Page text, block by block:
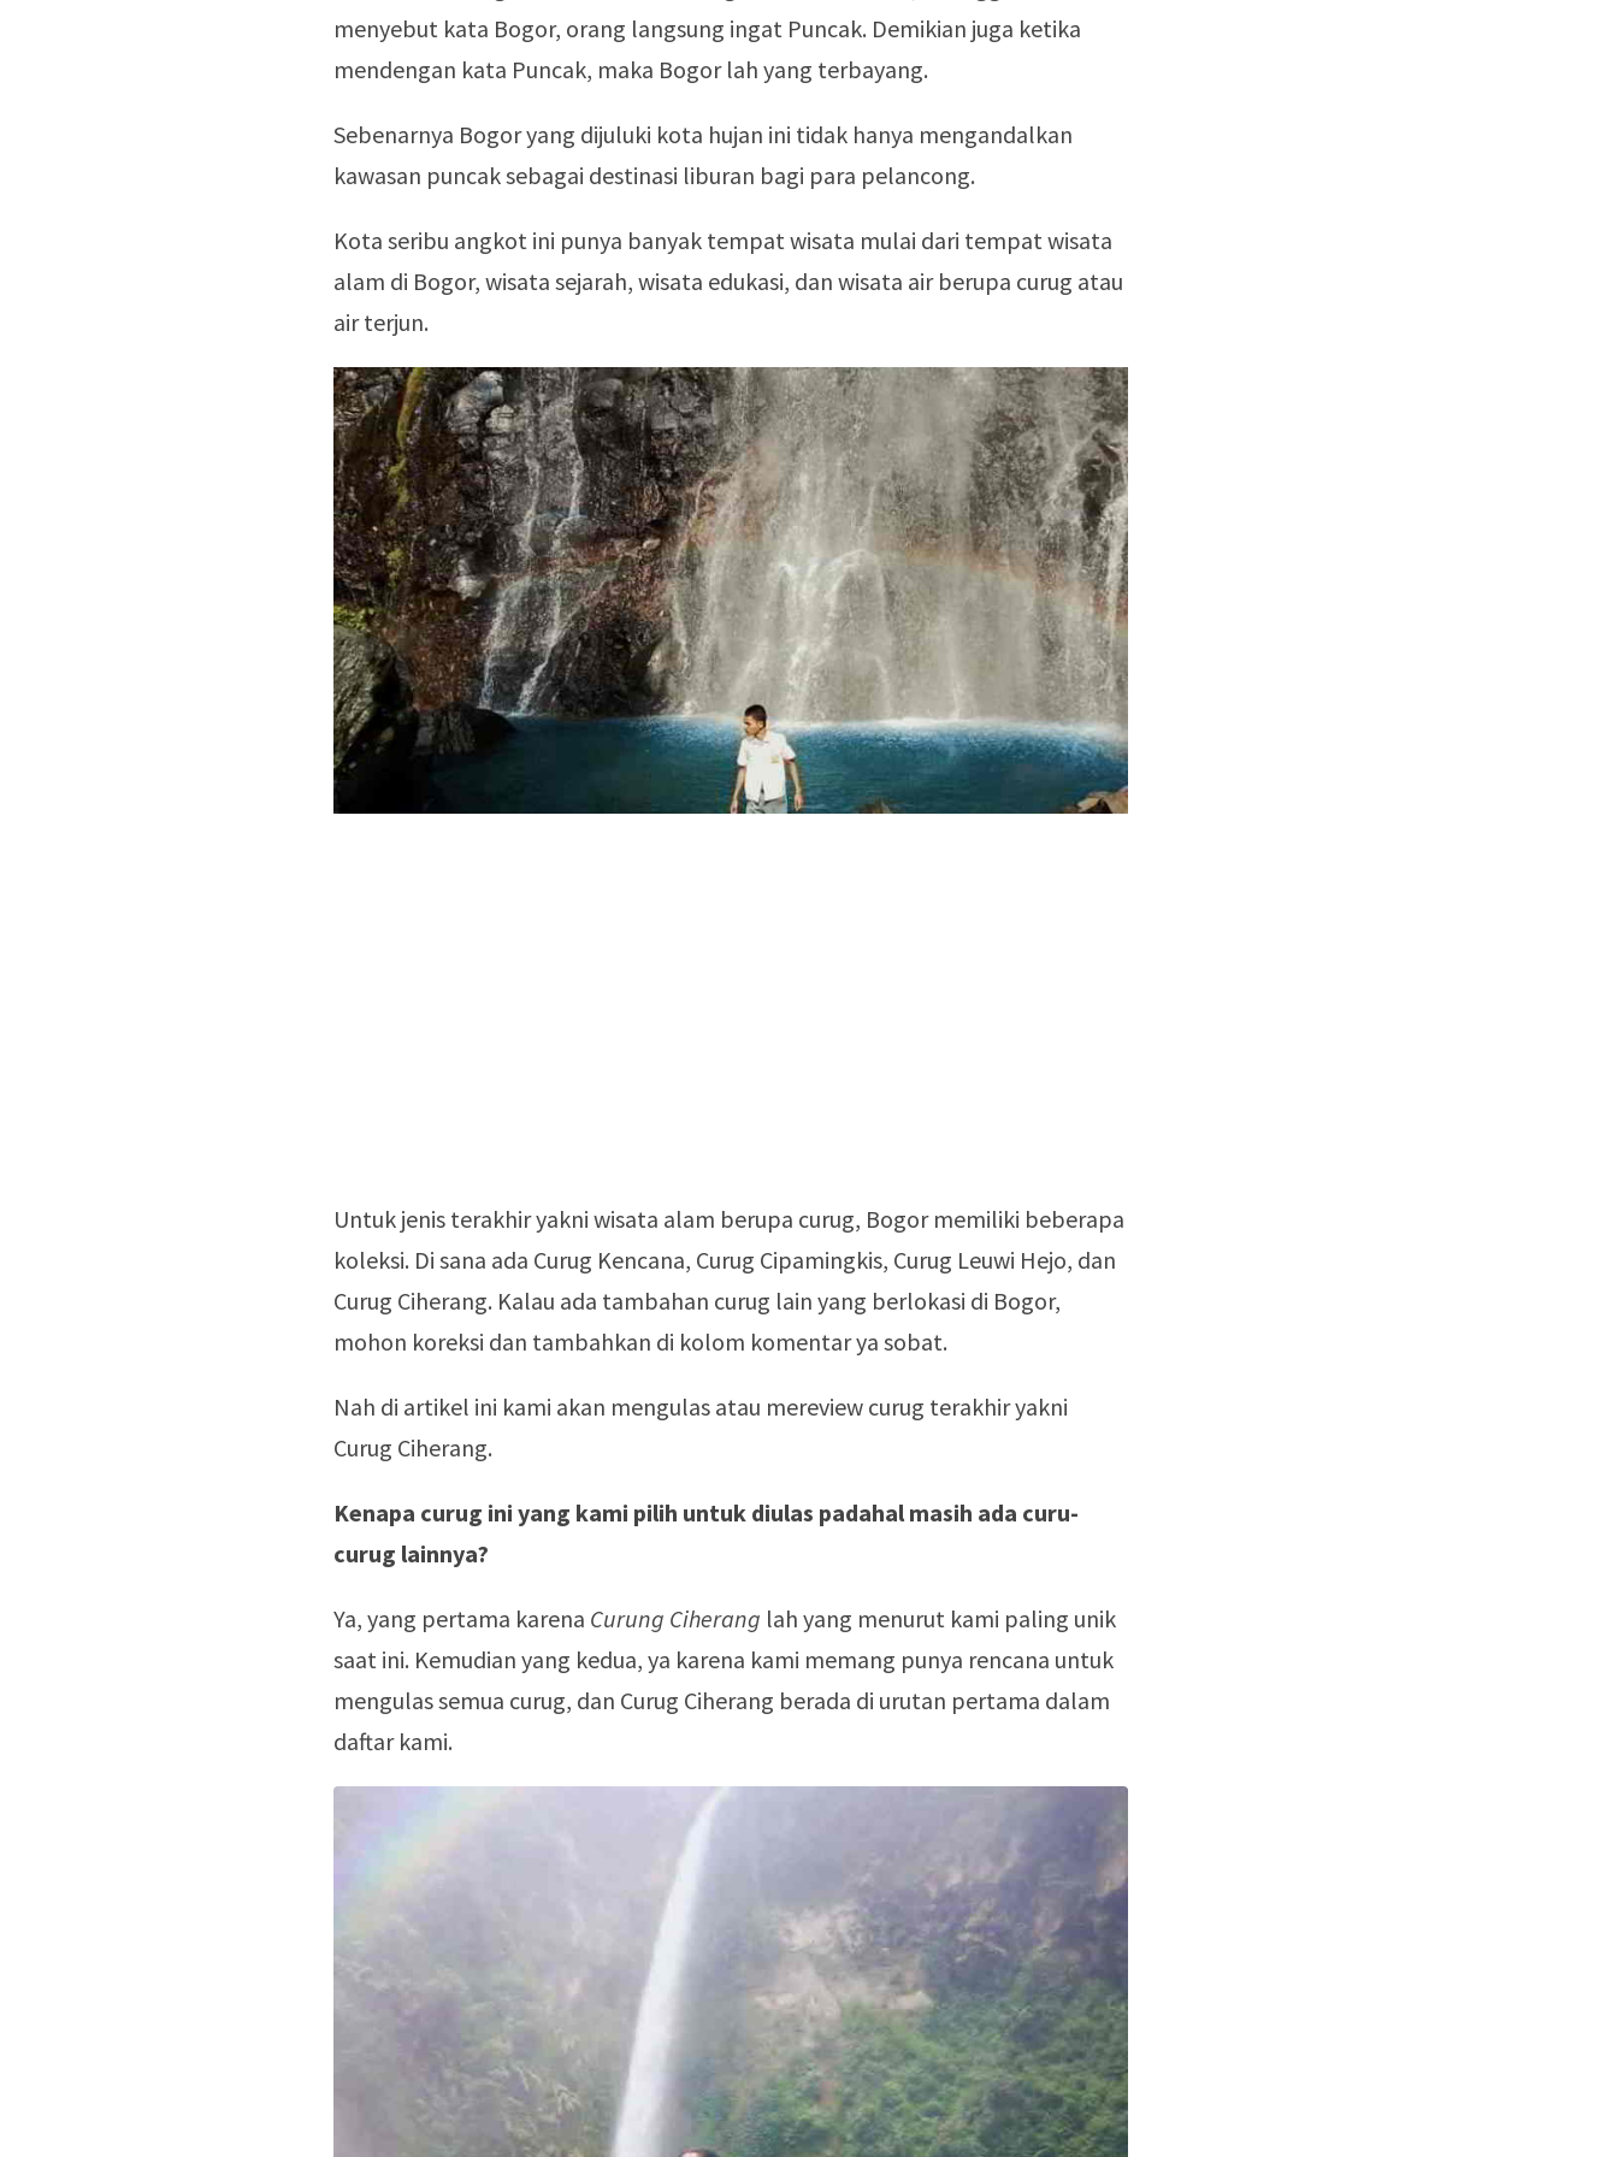
menyebut kata Bogor, orang langsung ingat Puncak. Demikian juga ketika
mendengan kata Puncak, maka Bogor lah yang terbayang.
Sebenarnya Bogor yang dijuluki kota hujan ini tidak hanya mengandalkan
kawasan puncak sebagai destinasi liburan bagi para pelancong.
Kota seribu angkot ini punya banyak tempat wisata mulai dari tempat wisata
alam di Bogor, wisata sejarah, wisata edukasi, dan wisata air berupa curug atau
air terjun.
Untuk jenis terakhir yakni wisata alam berupa curug, Bogor memiliki beberapa
koleksi. Di sana ada Curug Kencana, Curug Cipamingkis, Curug Leuwi Hejo, dan
Curug Ciherang. Kalau ada tambahan curug lain yang berlokasi di Bogor,
mohon koreksi dan tambahkan di kolom komentar ya sobat.
Nah di artikel ini kami akan mengulas atau mereview curug terakhir yakni
Curug Ciherang.
Kenapa curug ini yang kami pilih untuk diulas padahal masih ada curu-
curug lainnya?
Ya, yang pertama karena Curung Ciherang lah yang menurut kami paling unik
saat ini. Kemudian yang kedua, ya karena kami memang punya rencana untuk
mengulas semua curug, dan Curug Ciherang berada di urutan pertama dalam
daftar kami.